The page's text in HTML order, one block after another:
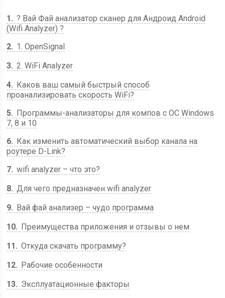
1
? Вай Фай анализатор сканер для Андроид Android
(Wifi Analyzer) ?
2
1. OpenSignal
3 2. WiFi Analyzer
4
Каков ваш самый быстрый способ
проанализировать скорость WiFi?
5
Программы-анализаторы для компов с ОС Windows
7, 8 и 10
6
Как изменить автоматический выбор канала на
роутере D-Link?
7 wifi analyzer – что это?
8 Для чего предназначен wifi analyzer
9
Вай фай анализер – чудо программа
10
Преимущества приложения и отзывы о нем
11
Откуда скачать программу?
12
Рабочие особенности
13
Эксплуатационные факторы